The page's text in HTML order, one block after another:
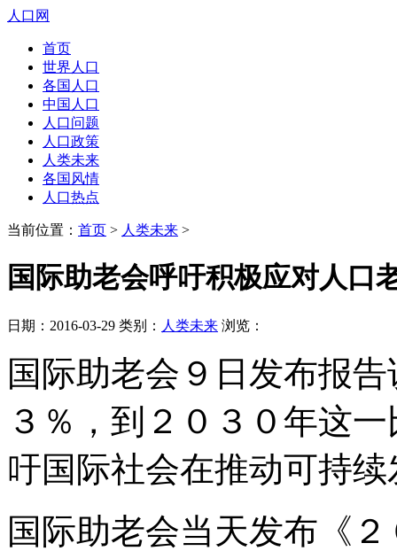
人口网
首页
世界人口
各国人口
中国人口
人口问题
人口政策
人类未来
各国风情
人口热点
当前位置： 首页 > 人类未来 >
国际助老会呼吁积极应对人口
日期：2016-03-29 类别： 人类未来 浏览：
国际助老会９日发布报
３％，到２０３０年这
吁国际社会在推动可持
国际助老会当天发布《